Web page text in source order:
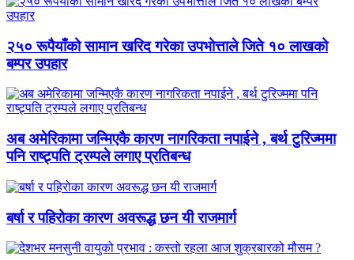
२५० रूपैयाँको सामान खरिद गरेका उपभोत्ताले जिते १० लाखको
बम्पर उपहार
अब अमेरिकामा जन्मिएकै कारण नागरिकता नपाईने , बर्थ टुरिज्ममा
पनि राष्ट्र्पति ट्रम्पले लगाए प्रतिबन्ध
बर्षा र पहिरोका कारण अवरूद्ध छन यी राजमार्ग